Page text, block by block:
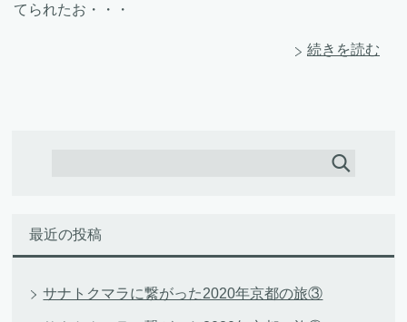
てられたお・・・
続きを読む
最近の投稿
サナトクマラに繋がった2020年京都の旅③